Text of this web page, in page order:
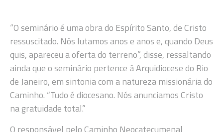
“O seminário é uma obra do Espírito Santo, de Cristo
ressuscitado. Nós lutamos anos e anos e, quando Deus
quis, apareceu a oferta do terreno”, disse, ressaltando
ainda que o seminário pertence à Arquidiocese do Rio
de Janeiro, em sintonia com a natureza missionária do
Caminho. “Tudo é diocesano. Nós anunciamos Cristo
na gratuidade total.”
O responsável pelo Caminho Neocatecumenal